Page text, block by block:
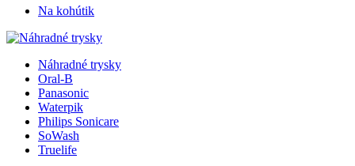
Na kohútik
Náhradné trysky
Oral-B
Panasonic
Waterpik
Philips Sonicare
SoWash
Truelife